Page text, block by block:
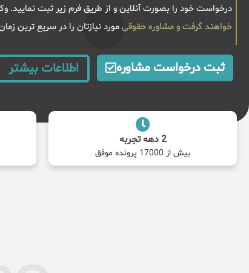
درخواست خود را بصورت آنلاین و از طریق فرم زیر ثبت نمایید.
خواهند گرفت ومشاوره حقوقیمورد نیازتان را در سریع ترین
ثبت درخواست مشاوره اطلاعات بیشتر
2 دهه تجربه
بیش از 17000 پرونده موفق